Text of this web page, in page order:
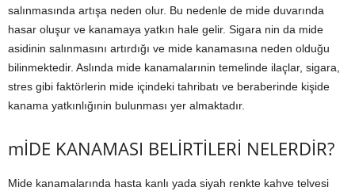
salınmasında artışa neden olur. Bu nedenle de mide duvarında
hasar oluşur ve kanamaya yatkın hale gelir. Sigara nin da mide
asidinin salınmasını artırdığı ve mide kanamasına neden olduğu
bilinmektedir. Aslında mide kanamalarınin temelinde ilaçlar, sigara,
stres gibi faktörlerin mide içindeki tahribatı ve beraberinde kişide
kanama yatkınlığınin bulunması yer almaktadır.
mİDE KANAMASI BELİRTİLERİ NELERDİR?
Mide kanamalarında hasta kanlı yada siyah renkte kahve telvesi